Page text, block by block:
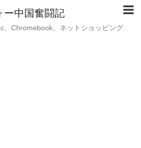
ー中国奮闘記
、Chromebook、ネットショッピング